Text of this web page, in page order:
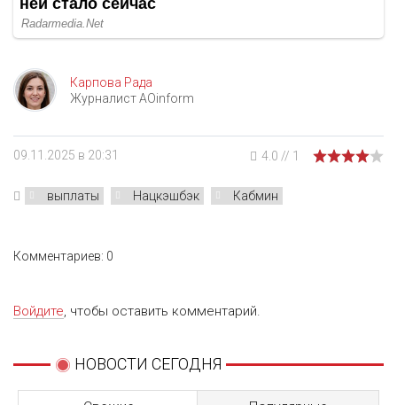
Карпова Рада
Журналист AOinform
09.11.2025 в 20:31 4.0 // 1
выплаты Нацкэшбэк Кабмин
Комментариев: 0
Войдите, чтобы оставить комментарий.
НОВОСТИ СЕГОДНЯ